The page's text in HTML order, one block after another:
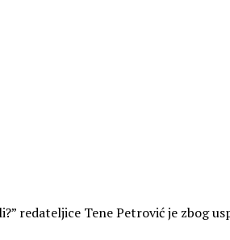
redateljice Tene Petrović je zbog